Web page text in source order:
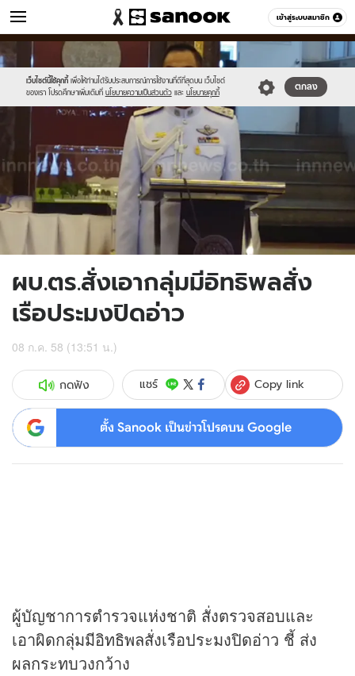
เข้าสู่ระบบสมาชิก
ข่าว หมวดอื่นๆ
เว็บไซต์นี้ใช้คุกกี้ เพื่อให้ท่านได้รับประสบการณ์การใช้งานที่ดีที่สุดบน เว็บไซต์
ของเรา โปรดศึกษาเพิ่มเติมที่ นโยบายความเป็นส่วนตัว และ นโยบายคุกกี้
ตกลง
//s.isanook.com/sr/0/images/logo-
new-
sanook.png
//s.isanook.com/ns/0/ud/365/1826131/630456-
01.jpg
ผบ.ตร.สั่งเอากลุ่มมีอิทธิพลสั่ง
เรือประมงปิดอ่าว
08 ก.ค. 58 (13:51 น.)
กดฟัง แชร์ Copy link
ตั้ง Sanook เป็นข่าวโปรดบน Google
ผู้บัญชาการตำรวจแห่งชาติ สั่งตรวจสอบและ
เอาผิดกลุ่มมีอิทธิพลสั่งเรือประมงปิดอ่าว ชี้ ส่ง
ผลกระทบวงกว้าง